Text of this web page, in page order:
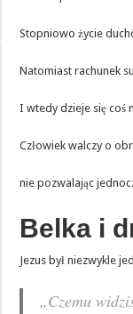
Stopniowo życie
Natomiast rachunek
I wtedy dzieje się coś
Człowiek walczy o
nie pozwalając
Belka i
Jezus był niezwykle
„Czemu